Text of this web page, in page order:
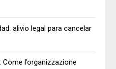
alivio legal para cancelar
Come l’organizzazione